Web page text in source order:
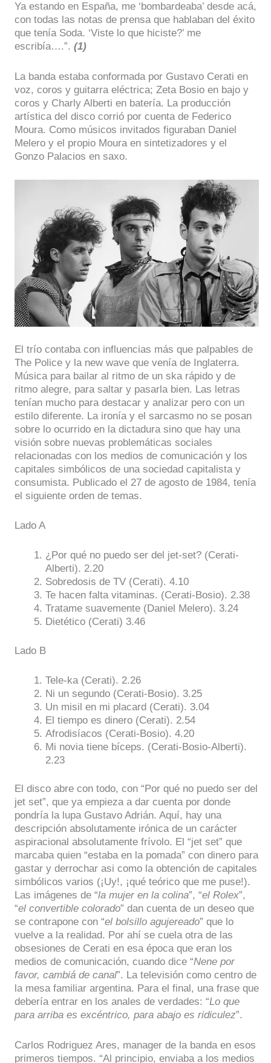
Ya estando en España, me ‘bombardeaba’ desde acá,
con todas las notas de prensa que hablaban del éxito
que tenía Soda. ‘Viste lo que hiciste?’ me
escribía….”. (1)
La banda estaba conformada por Gustavo Cerati en
voz, coros y guitarra eléctrica; Zeta Bosio en bajo y
coros y Charly Alberti en batería. La producción
artística del disco corrió por cuenta de Federico
Moura. Como músicos invitados figuraban Daniel
Melero y el propio Moura en sintetizadores y el
Gonzo Palacios en saxo.
El trío contaba con influencias más que palpables de
The Police y la new wave que venía de Inglaterra.
Música para bailar al ritmo de un ska rápido y de
ritmo alegre, para saltar y pasarla bien. Las letras
tenían mucho para destacar y analizar pero con un
estilo diferente. La ironía y el sarcasmo no se posan
sobre lo ocurrido en la dictadura sino que hay una
visión sobre nuevas problemáticas sociales
relacionadas con los medios de comunicación y los
capitales simbólicos de una sociedad capitalista y
consumista. Publicado el 27 de agosto de 1984, tenía
el siguiente orden de temas.
Lado A
¿Por qué no puedo ser del jet-set? (Cerati-
Alberti). 2.20
Sobredosis de TV (Cerati). 4.10
Te hacen falta vitaminas. (Cerati-Bosio). 2.38
Tratame suavemente (Daniel Melero). 3.24
Dietético (Cerati) 3.46
Lado B
Tele-ka (Cerati). 2.26
Ni un segundo (Cerati-Bosio). 3.25
Un misil en mi placard (Cerati). 3.04
El tiempo es dinero (Cerati). 2.54
Afrodisíacos (Cerati-Bosio). 4.20
Mi novia tiene bíceps. (Cerati-Bosio-Alberti).
2.23
El disco abre con todo, con “Por qué no puedo ser del
jet set”, que ya empieza a dar cuenta por donde
pondría la lupa Gustavo Adrián. Aquí, hay una
descripción absolutamente irónica de un carácter
aspiracional absolutamente frívolo. El “jet set” que
marcaba quien “estaba en la pomada” con dinero para
gastar y derrochar asi como la obtención de capitales
simbólicos varios (¡Uy!, ¡qué teórico que me puse!).
Las imágenes de “la mujer en la colina”, “el Rolex”,
“el convertible colorado” dan cuenta de un deseo que
se contrapone con “el bolsillo agujereado” que lo
vuelve a la realidad. Por ahí se cuela otra de las
obsesiones de Cerati en esa época que eran los
medios de comunicación, cuando dice “Nene por
favor, cambiá de canal”. La televisión como centro de
la mesa familiar argentina. Para el final, una frase que
debería entrar en los anales de verdades: “Lo que
para arriba es excéntrico, para abajo es ridiculez”.
Carlos Rodriguez Ares, manager de la banda en esos
primeros tiempos. “Al principio, enviaba a los medios